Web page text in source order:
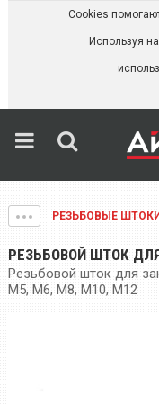
Cookies
Используя
РЕЗЬБОВЫЕ
РЕЗЬБОВОЙ ШТОК ДЛЯ
Резьбовой шток для
M5, M6, M8, М10, М12